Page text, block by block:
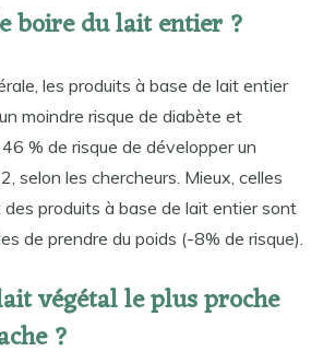
boire du lait entier ?
les produits à base de lait entier
moindre risque de diabète et
% de risque de développer un
selon les chercheurs. Mieux, celles
produits à base de lait entier sont
de prendre du poids (-8% de risque).
végétal le plus proche
?